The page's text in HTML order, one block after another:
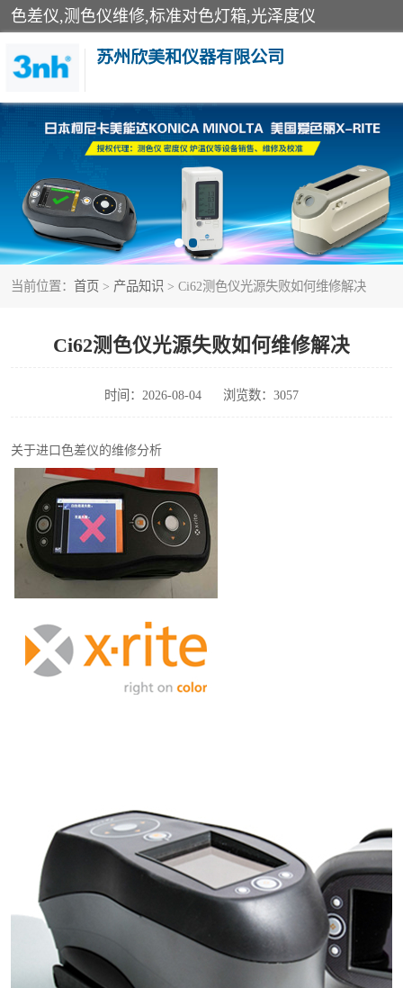
色差仪,测色仪维修,标准对色灯箱,光泽度仪
苏州欣美和仪器有限公司
当前位置： 首页 > 产品知识 > Ci62测色仪光源失败如何维修解决
Ci62测色仪光源失败如何维修解决
时间：2026-08-04 浏览数：3057
关于进口色差仪的维修分析
3nh色差仪
分光色差仪
美能达色差计
3nh分光测色仪
色差仪维修
炉温仪维修
行业色差仪
通用仪器产品
配色软件